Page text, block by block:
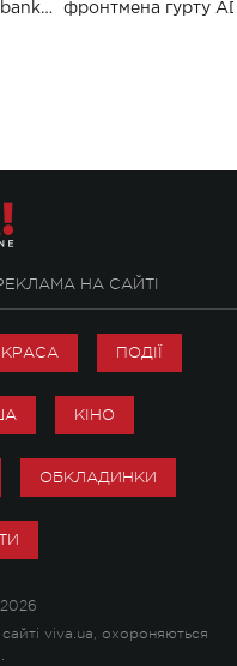
фронтмена гурту
НА САЙТІ
КРАСА ПОДІЇ
КІНО
ОБКЛАДИНКИ
viva.ua, охороняються